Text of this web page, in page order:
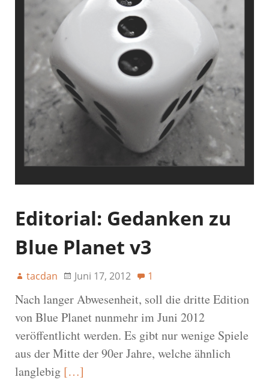
Editorial: Gedanken zu
Blue Planet v3
tacdan Juni 17, 2012 1
Nach langer Abwesenheit, soll die dritte Edition
von Blue Planet nunmehr im Juni 2012
veröffentlicht werden. Es gibt nur wenige Spiele
aus der Mitte der 90er Jahre, welche ähnlich
langlebig […]